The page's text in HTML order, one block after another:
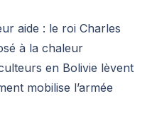
aide : le roi Charles
à la chaleur
en Bolivie lèvent
mobilise l’armée